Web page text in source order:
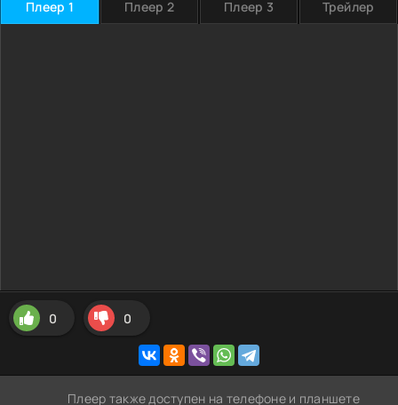
Плеер 1 Плеер 2 Плеер 3 Трейлер
0 0
Плеер также доступен на телефоне и планшете